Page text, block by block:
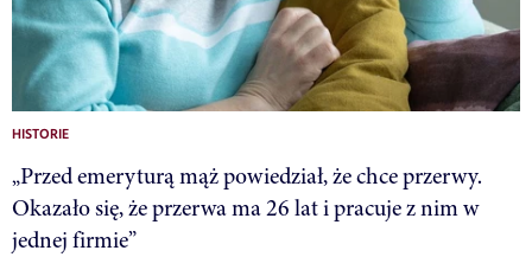
HISTORIE
„Przed emeryturą mąż powiedział, że chce przerwy.
Okazało się, że przerwa ma 26 lat i pracuje z nim w
jednej firmie”